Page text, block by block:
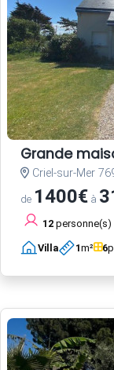
Grande
Criel-sur-Mer
de 1400€ à
12 personne(s)
Villa 1m² 6